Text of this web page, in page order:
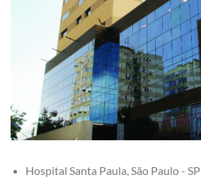
Hospital Santa Paula, São Paulo - SP